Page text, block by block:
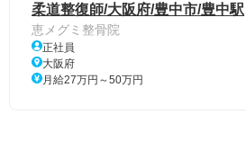
柔道整復師/大阪府/豊中市/豊中駅
恵メグミ整骨院
正社員
大阪府
月給27万円～50万円